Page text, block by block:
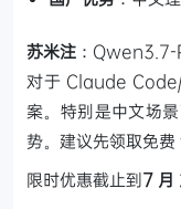
苏米注 ：Qwen3.7-
对于 Claude
案。特别是中文场
势。建议先领取免
限时优惠截止到7 月